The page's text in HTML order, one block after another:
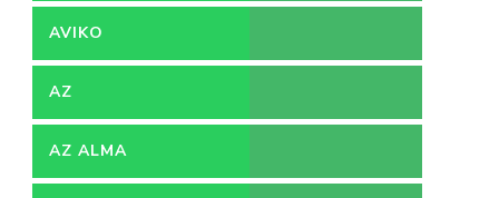
AVIKO
AZ
AZ ALMA